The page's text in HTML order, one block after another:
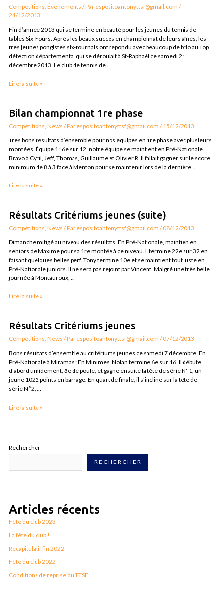
Compétitions ,Événements / Par espositoantonyttsf@gmail.com/
21/12/2013
Fin d’année 2013 qui se termine en beauté pour les jeunes du tennis de
tables Six-Fours. Après les beaux succès en championnat de leurs aînés, les
très jeunes pongistes six-fournais ont répondu avec beaucoup de brio au Top
détection départemental qui se déroulait à St-Raphaël ce samedi 21
décembre 2013. Le club de tennis de …
et
top
départemental
Lire la suite »
Bilan championnat 1re phase
Compétitions ,News / Par espositoantonyttsf@gmail.com/15/12/2013
Très bons résultats d’ensemble pour nos équipes en 1re phase avec plusieurs
montées. Équipe 1 : 6e sur 12, notre équipe se maintient en Pré-Nationale.
Bravo à Cyril, Jeff, Thomas, Guillaume et Olivier R. Il fallait gagner sur le score
minimum de 8 à 3 face à Menton pour se maintenir lors de la dernière …
Bilan
championnat
1re
phase
Lire la suite »
Résultats Critériums jeunes (suite)
Compétitions,News / Par espositoantonyttsf@gmail.com/08/12/2013
Dimanche mitigé au niveau des résultats. En Pré-Nationale, maintien en
seniors de Maxime pour sa 1re montée à ce niveau. Il termine 22e sur 32 en
faisant quelques belles perf. Tony termine 10e et se maintient tout juste en
Pré-Nationale juniors. Il ne sera pas rejoint par Vincent. Malgré une très belle
journée à Montauroux, …
Résultats
Critériums
jeunes
(suite)
Lire la suite »
Résultats Critériums jeunes
Compétitions,News / Par espositoantonyttsf@gmail.com/07/12/2013
Bons résultats d’ensemble au critériums jeunes ce samedi 7 décembre. En
Pré-Nationale à Miramas : En Minimes, Nolan termine 6e sur 16. Il débute
d’abord timidement, 3e de poule, et gagne ensuite la tête de série N°1, un
jeune 1022 points en barrage. En quart de finale, il s’incline sur la tête de
série N°2, …
Résultats
Critériums
jeunes
Lire la suite »
Rechercher
RECHERCHER
Articles récents
Fête du club 2023
La fête du club !
Récapitulatif fin 2022
Fête du club 2022
Conditions de reprise du TTSF